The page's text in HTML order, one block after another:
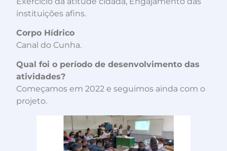
instituições afins.
Corpo Hídrico
Canal do Cunha.
Qual foi o período de desenvolvimento das
atividades?
Começamos em 2022 e seguimos ainda com o
projeto.